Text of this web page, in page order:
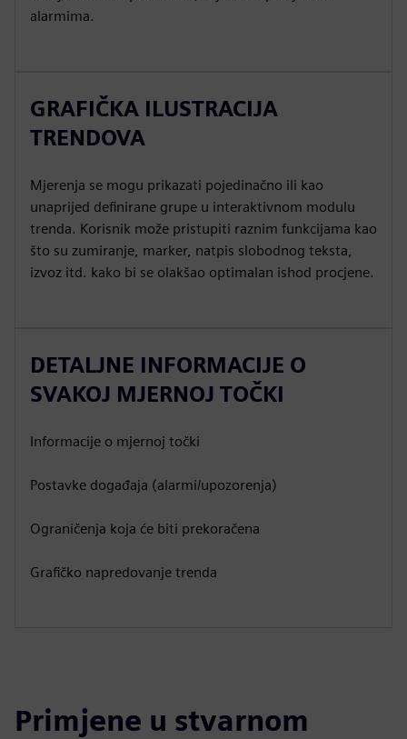
alarmima.
GRAFIČKA ILUSTRACIJA
TRENDOVA
Mjerenja se mogu prikazati pojedinačno ili kao
unaprijed definirane grupe u interaktivnom modulu
trenda. Korisnik može pristupiti raznim funkcijama kao
što su zumiranje, marker, natpis slobodnog teksta,
izvoz itd. kako bi se olakšao optimalan ishod procjene.
DETALJNE INFORMACIJE O
SVAKOJ MJERNOJ TOČKI
Informacije o mjernoj točki
Postavke događaja (alarmi/upozorenja)
Ograničenja koja će biti prekoračena
Grafičko napredovanje trenda
Primjene u stvarnom